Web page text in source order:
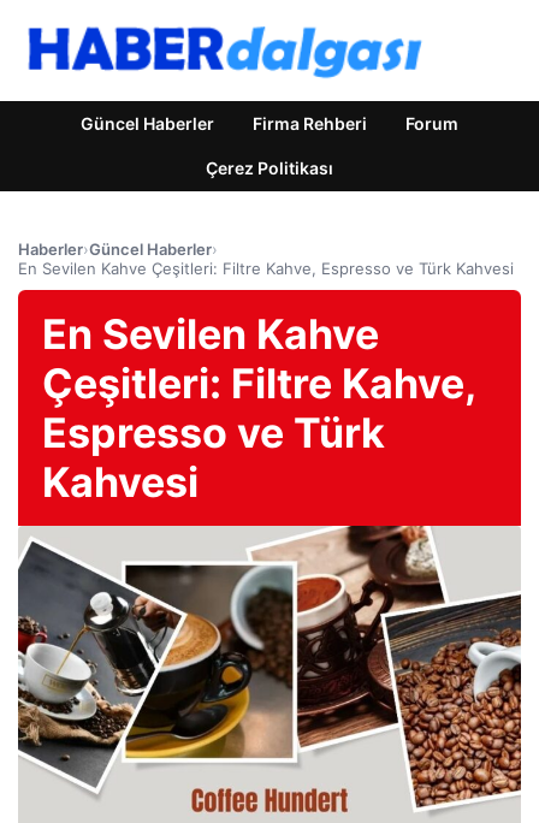
Güncel Haberler Firma Rehberi Forum
Çerez Politikası
Haberler›Güncel Haberler›
En Sevilen Kahve Çeşitleri: Filtre Kahve, Espresso ve Türk Kahvesi
En Sevilen Kahve
Çeşitleri: Filtre Kahve,
Espresso ve Türk
Kahvesi